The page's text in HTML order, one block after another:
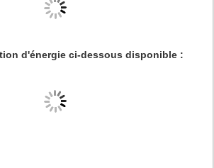
d'énergie ci-dessous disponible :